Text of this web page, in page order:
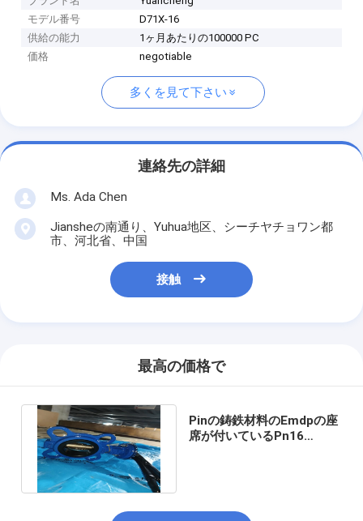
モデル番号
D71X-16
供給の能力
1ヶ月あたりの100000 PC
価格
negotiable
多くを見て下さい
連絡先の詳細
Ms. Ada Chen
Jiansheの南通り、Yuhua地区、シーチヤチョワン都
市、河北省、中国
接触
最高の価格で
Pinの鋳鉄材料のEmdpの座
席が付いているPn16